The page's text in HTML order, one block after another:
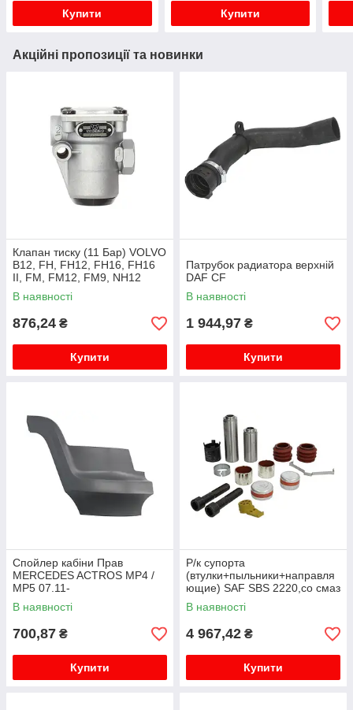
Купити Купити
Акційні пропозиції та новинки
Клапан тиску (11 Бар) VOLVO
B12, FH, FH12, FH16, FH16
II, FM, FM12, FM9, NH12
01.92-
В наявності
876,24 ₴
Купити
Патрубок радиатора верхній
DAF CF
В наявності
1 944,97 ₴
Купити
Спойлер кабіни Прав
MERCEDES ACTROS MP4 /
MP5 07.11-
В наявності
700,87 ₴
Купити
Р/к супорта
(втулки+пыльники+направля
ющие) SAF SBS 2220,со смаз
В наявності
4 967,42 ₴
Купити